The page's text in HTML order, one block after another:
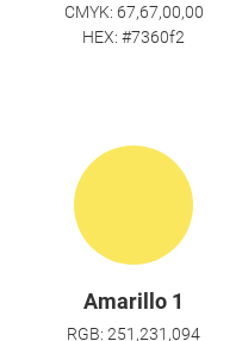
CMYK: 67,67,00,00
HEX: #7360f2
Amarillo 1
RGB: 251,231,094